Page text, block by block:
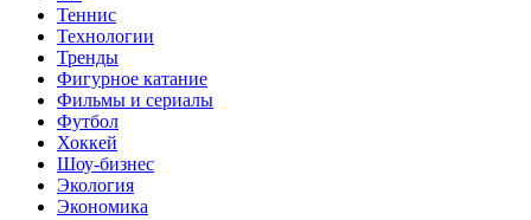
Теннис
Технологии
Тренды
Фигурное катание
Фильмы и сериалы
Футбол
Хоккей
Шоу-бизнес
Экология
Экономика